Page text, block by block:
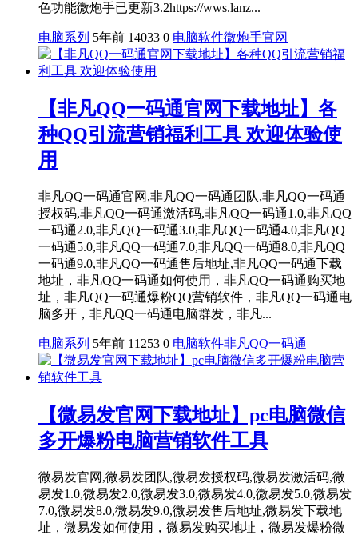
色功能微炮手已更新3.2https://wws.lanz...
电脑系列 5年前 14033 0 电脑软件微炮手官网
【非凡QQ一码通官网下载地址】各
种QQ引流营销福利工具 欢迎体验使
用
非凡QQ一码通官网,非凡QQ一码通团队,非凡QQ一码通
授权码,非凡QQ一码通激活码,非凡QQ一码通1.0,非凡QQ
一码通2.0,非凡QQ一码通3.0,非凡QQ一码通4.0,非凡QQ
一码通5.0,非凡QQ一码通7.0,非凡QQ一码通8.0,非凡QQ
一码通9.0,非凡QQ一码通售后地址,非凡QQ一码通下载
地址，非凡QQ一码通如何使用，非凡QQ一码通购买地
址，非凡QQ一码通爆粉QQ营销软件，非凡QQ一码通电
脑多开，非凡QQ一码通电脑群发，非凡...
电脑系列 5年前 11253 0 电脑软件非凡QQ一码通
【微易发官网下载地址】pc电脑微信
多开爆粉电脑营销软件工具
微易发官网,微易发团队,微易发授权码,微易发激活码,微
易发1.0,微易发2.0,微易发3.0,微易发4.0,微易发5.0,微易发
7.0,微易发8.0,微易发9.0,微易发售后地址,微易发下载地
址，微易发如何使用，微易发购买地址，微易发爆粉微